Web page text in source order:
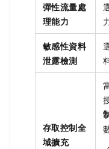
彈性流量處
理能力
敏感性資料
泄露檢測
存取控制全
域擴充